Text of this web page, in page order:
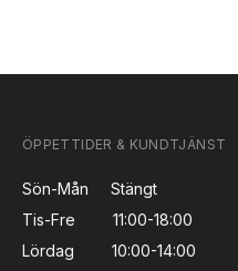
ÖPPETTIDER & KUNDTJÄNST
Sön-Mån
Stängt
Tis-Fre
11:00-18:00
Lördag
10:00-14:00